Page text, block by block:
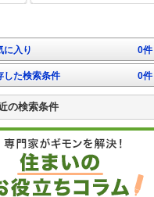
に入り 0件
した検索条件 0件
の検索条件